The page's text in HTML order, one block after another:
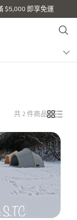
$5,000 即享免運
共 2 件商品